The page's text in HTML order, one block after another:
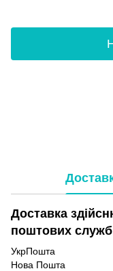
Доставка
поштових
УкрПошта
Нова Пошта